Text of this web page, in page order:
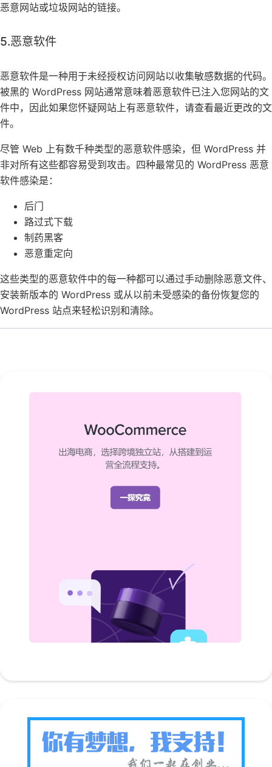
恶意网站或垃圾网站的链接。
5.恶意软件
恶意软件是一种用于未经授权访问网站以收集敏感数据的代码。
被黑的 WordPress 网站通常意味着恶意软件已注入您网站的文
件中，因此如果您怀疑网站上有恶意软件，请查看最近更改的文
件。
尽管 Web 上有数千种类型的恶意软件感染，但 WordPress 并
非对所有这些都容易受到攻击。四种最常见的 WordPress 恶意
软件感染是：
后门
路过式下载
制药黑客
恶意重定向
这些类型的恶意软件中的每一种都可以通过手动删除恶意文件、
安装新版本的 WordPress 或从以前未受感染的备份恢复您的
WordPress 站点来轻松识别和清除。